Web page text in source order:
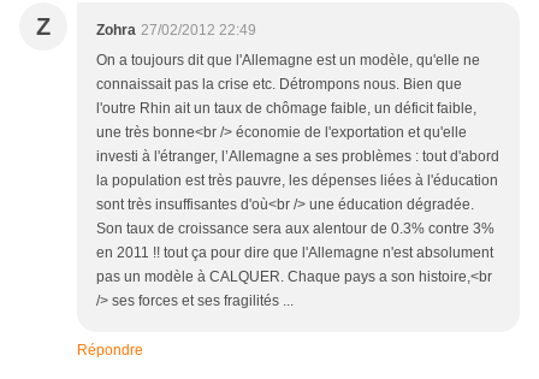
Z Zohra 27/02/2012 22:49
On a toujours dit que l'Allemagne est un modèle, qu'elle ne
connaissait pas la crise etc. Détrompons nous. Bien que
l'outre Rhin ait un taux de chômage faible, un déficit faible,
une très bonne<br /> économie de l'exportation et qu'elle
investi à l'étranger, l’Allemagne a ses problèmes : tout d'abord
la population est très pauvre, les dépenses liées à l'éducation
sont très insuffisantes d'où<br /> une éducation dégradée.
Son taux de croissance sera aux alentour de 0.3% contre 3%
en 2011 !! tout ça pour dire que l'Allemagne n'est absolument
pas un modèle à CALQUER. Chaque pays a son histoire,<br
/> ses forces et ses fragilités ...
Répondre